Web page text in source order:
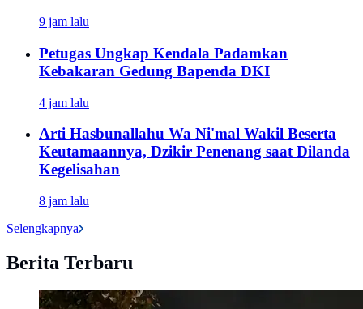
9 jam lalu
Petugas Ungkap Kendala Padamkan
Kebakaran Gedung Bapenda DKI
4 jam lalu
Arti Hasbunallahu Wa Ni'mal Wakil Beserta
Keutamaannya, Dzikir Penenang saat Dilanda
Kegelisahan
8 jam lalu
Selengkapnya
Berita Terbaru